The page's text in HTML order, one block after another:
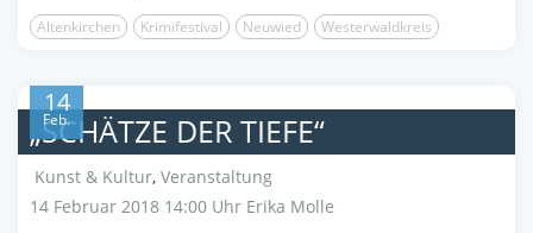
Altenkirchen Krimifestival Neuwied Westerwaldkreis
14
Feb.
„SCHÄTZE DER TIEFE“
Kunst & Kultur, Veranstaltung
14 Februar 2018 14:00 Uhr Erika Molle